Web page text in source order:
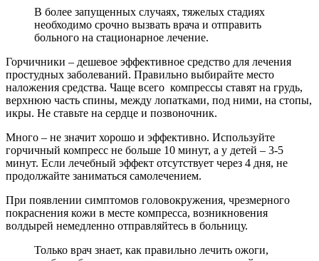
В более запущенных случаях, тяжелых стадиях
необходимо срочно вызвать врача и отправить
больного на стационарное лечение.
Горчичники – дешевое эффективное средство для лечения
простудных заболеваний. Правильно выбирайте место
наложения средства. Чаще всего компрессы ставят на грудь,
верхнюю часть спины, между лопатками, под ними, на стопы,
икры. Не ставьте на сердце и позвоночник.
Много – не значит хорошо и эффективно. Используйте
горчичный компресс не больше 10 минут, а у детей – 3-5
минут. Если лечебный эффект отсутствует через 4 дня, не
продолжайте заниматься самолечением.
При появлении симптомов головокружения, чрезмерного
покраснения кожи в месте компресса, возникновения
волдырей немедленно отправляйтесь в больницу.
Только врач знает, как правильно лечить ожоги,